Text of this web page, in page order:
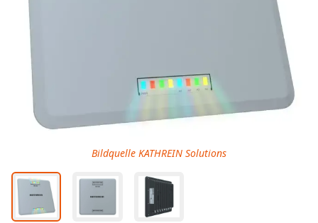
Bildquelle KATHREIN Solutions